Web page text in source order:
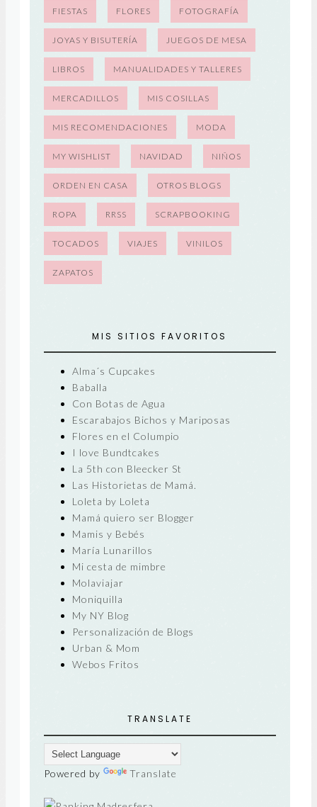
FIESTAS FLORES FOTOGRAFÍA
JOYAS Y BISUTERÍA JUEGOS DE MESA
LIBROS MANUALIDADES Y TALLERES
MERCADILLOS MIS COSILLAS
MIS RECOMENDACIONES MODA
MY WISHLIST NAVIDAD NIÑOS
ORDEN EN CASA OTROS BLOGS
ROPA RRSS SCRAPBOOKING
TOCADOS VIAJES VINILOS
ZAPATOS
MIS SITIOS FAVORITOS
Alma´s Cupcakes
Baballa
Con Botas de Agua
Escarabajos Bichos y Mariposas
Flores en el Columpio
I love Bundtcakes
La 5th con Bleecker St
Las Historietas de Mamá.
Loleta by Loleta
Mamá quiero ser Blogger
Mamis y Bebés
María Lunarillos
Mi cesta de mimbre
Molaviajar
Moniquilla
My NY Blog
Personalización de Blogs
Urban & Mom
Webos Fritos
TRANSLATE
Powered by Translate